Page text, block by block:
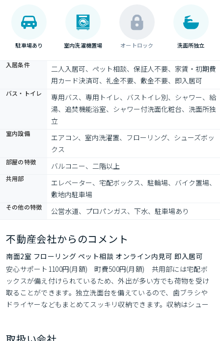
駐車場あり 室内洗濯機置場 オートロック 洗面所独立
入居条件
二人入居可、ペット相談、保証人不要、家賃・初期費
用カード決済可、礼金不要、敷金不要、即入居可
バス・トイレ
専用バス、専用トイレ、バストイレ別、シャワー、給
湯、追焚機能浴室、シャワー付洗面化粧台、洗面所独
立
室内設備
エアコン、室内洗濯置、フローリング、シューズボッ
クス
部屋の特徴 バルコニー、二階以上
共用部
エレベーター、宅配ボックス、駐輪場、バイク置場、
敷地内駐車場
その他の特徴 公営水道、プロパンガス、下水、駐車場あり
不動産会社からのコメント
南面2室 フローリング ペット相談 オンライン内見可 即入居可
安心サポート1100円(月額)　町費500円(月額)　共用部には宅配ボ
ックスが備え付けられているため、外出が多い方でも荷物を受け
取ることができます。独立洗面台を備えているので、歯ブラシや
ドライヤーなどもまとめてスッキリ収納できます。収納はシュー